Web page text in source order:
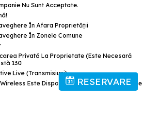
RESERVARE
Nu Sunt Acceptate.
În Afara Proprietății
În Zonele Comune
Privată La Proprietate (este Necesară
130
Live (transmisiuni)
Este Disponibil În Întregul Hotel Şi Este